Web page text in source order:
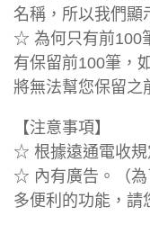
名稱，所以我們顯
☆ 為何只有前100
有保留前100筆，
將無法幫您保留之
【注意事項】
☆ 根據遠通電收規
☆ 內有廣告。（為
多便利的功能，請